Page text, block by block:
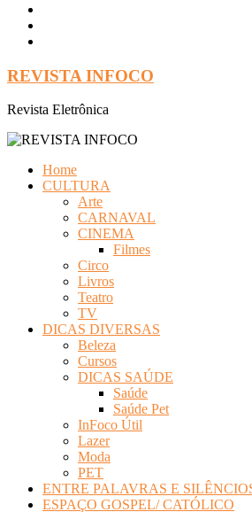
REVISTA INFOCO
Revista Eletrônica
Home
CULTURA
Arte
CARNAVAL
CINEMA
Filmes
Circo
Livros
Teatro
TV
DICAS DIVERSAS
Beleza
Cursos
DICAS SAÚDE
Saúde
Saúde Pet
InFoco Útil
Lazer
Moda
PET
ENTRE PALAVRAS E
ESPAÇO GOSPEL/ CATÓLICO